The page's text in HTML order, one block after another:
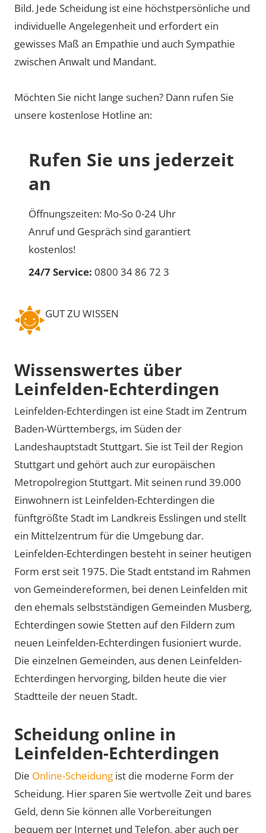
Bild. Jede Scheidung ist eine höchstpersönliche und
individuelle Angelegenheit und erfordert ein
gewisses Maß an Empathie und auch Sympathie
zwischen Anwalt und Mandant.
Möchten Sie nicht lange suchen? Dann rufen Sie
unsere kostenlose Hotline an:
Rufen Sie uns jederzeit
an
Öffnungszeiten: Mo-So 0-24 Uhr
Anruf und Gespräch sind garantiert
kostenlos!
24/7 Service: 0800 34 86 72 3
GUT ZU WISSEN
Wissenswertes über
Leinfelden-Echterdingen
Leinfelden-Echterdingen ist eine Stadt im Zentrum
Baden-Württembergs, im Süden der
Landeshauptstadt Stuttgart. Sie ist Teil der Region
Stuttgart und gehört auch zur europäischen
Metropolregion Stuttgart. Mit seinen rund 39.000
Einwohnern ist Leinfelden-Echterdingen die
fünftgrößte Stadt im Landkreis Esslingen und stellt
ein Mittelzentrum für die Umgebung dar.
Leinfelden-Echterdingen besteht in seiner heutigen
Form erst seit 1975. Die Stadt entstand im Rahmen
von Gemeindereformen, bei denen Leinfelden mit
den ehemals selbstständigen Gemeinden Musberg,
Echterdingen sowie Stetten auf den Fildern zum
neuen Leinfelden-Echterdingen fusioniert wurde.
Die einzelnen Gemeinden, aus denen Leinfelden-
Echterdingen hervorging, bilden heute die vier
Stadtteile der neuen Stadt.
Scheidung online in
Leinfelden-Echterdingen
Die Online-Scheidung ist die moderne Form der
Scheidung. Hier sparen Sie wertvolle Zeit und bares
Geld, denn Sie können alle Vorbereitungen
bequem per Internet und Telefon, aber auch per